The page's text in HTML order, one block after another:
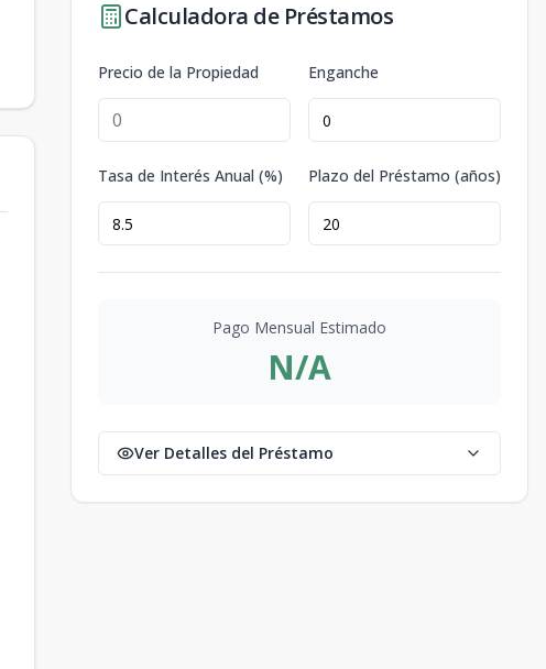
Calculadora de Préstamos
Precio de la Propiedad Enganche
Tasa de Interés Anual (%) Plazo del Préstamo (años)
Pago Mensual Estimado
N/A
Ver Detalles del Préstamo